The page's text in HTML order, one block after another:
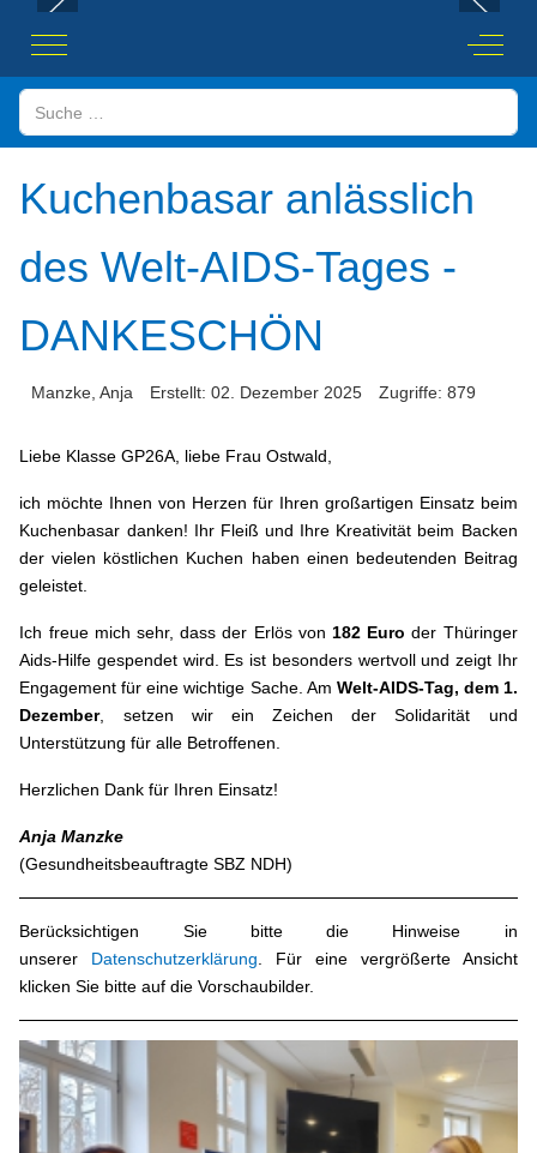
Mobile Menu Toggle Off-
Suchen
Kuchenbasar anlässlich
des Welt-AIDS-Tages -
DANKESCHÖN
Manzke, Anja Erstellt: 02. Dezember 2025 Zugriffe: 879
Liebe Klasse GP26A, liebe Frau Ostwald,
ich möchte Ihnen von Herzen für Ihren großartigen Einsatz beim
Kuchenbasar danken! Ihr Fleiß und Ihre Kreativität beim Backen
der vielen köstlichen Kuchen haben einen bedeutenden Beitrag
geleistet.
Ich freue mich sehr, dass der Erlös von 182 Euro der Thüringer
Aids-Hilfe gespendet wird. Es ist besonders wertvoll und zeigt Ihr
Engagement für eine wichtige Sache. Am Welt-AIDS-Tag, dem 1.
Dezember, setzen wir ein Zeichen der Solidarität und
Unterstützung für alle Betroffenen.
Herzlichen Dank für Ihren Einsatz!
Anja Manzke
(Gesundheitsbeauftragte SBZ NDH)
Berücksichtigen Sie bitte die Hinweise in
unserer Datenschutzerklärung . Für eine vergrößerte Ansicht
klicken Sie bitte auf die Vorschaubilder.